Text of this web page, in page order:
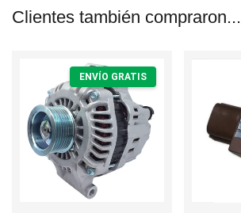
Clientes también compraron...
ENVÍO GRATIS